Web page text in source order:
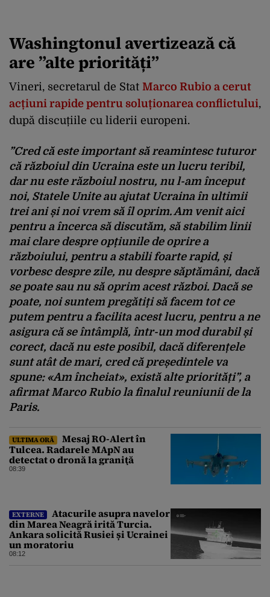
Washingtonul avertizează că
are ”alte priorități”
Vineri, secretarul de Stat Marco Rubio a cerut
acțiuni rapide pentru soluționarea conflictului,
după discuțiile cu liderii europeni.
”Cred că este important să reamintesc tuturor
că războiul din Ucraina este un lucru teribil,
dar nu este războiul nostru, nu l-am început
noi, Statele Unite au ajutat Ucraina în ultimii
trei ani și noi vrem să îl oprim. Am venit aici
pentru a încerca să discutăm, să stabilim linii
mai clare despre opțiunile de oprire a
războiului, pentru a stabili foarte rapid, și
vorbesc despre zile, nu despre săptămâni, dacă
se poate sau nu să oprim acest război. Dacă se
poate, noi suntem pregătiți să facem tot ce
putem pentru a facilita acest lucru, pentru a ne
asigura că se întâmplă, într-un mod durabil și
corect, dacă nu este posibil, dacă diferențele
sunt atât de mari, cred că președintele va
spune: «Am încheiat», există alte priorități”, a
afirmat Marco Rubio la finalul reuniunii de la
Paris.
ULTIMA ORĂ
Mesaj RO-Alert în
Tulcea. Radarele MApN au
detectat o dronă la graniţă
08:39
EXTERNE
Atacurile asupra navelor
din Marea Neagră irită Turcia.
Ankara solicită Rusiei și Ucrainei
un moratoriu
08:12